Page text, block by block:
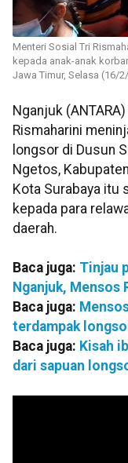
Menteri Sosial Tri
kepada anak-anak
Jawa Timur, Selasa (16/
Nganjuk
Rismaharini
longsor di Dusun
Ngetos,
Kota Surabaya itu
kepada para
daerah.
Baca juga: Tinjau
Nganjuk, Mensos
Baca juga:
terdampak
Baca juga: Kisah
dari sapuan